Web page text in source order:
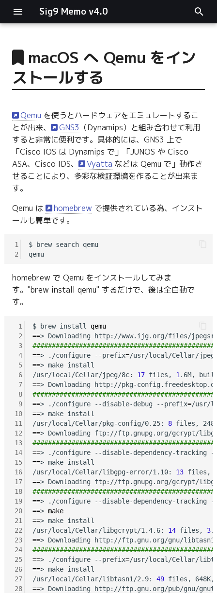
Sig9 Memo v4.0
main関数
リスト関連
ファイルの読み書き
ログ関連
条件分岐
型指定
macOS へ Qemu をイン
ストールする
Qemu を使うとハードウェアをエミュレートするこ
とが出来、
GNS3 （Dynamips）と組み合わせて利用
すると非常に便利です。具体的には、GNS3 上で
「Cisco IOS は Dynamips で」「JUNOS や Cisco
ASA、Cisco IDS、
Vyatta などは Qemu で」動作さ
せることにより、多彩な検証環境を作ることが出来ま
す。
Qemu は
homebrew で提供されている為、インスト
ールも簡単です。
1
2
$ brew search qemu
qemu
homebrew で Qemu をインストールしてみま
す。"brew install qemu" するだけで、後は全自動で
す。
1
2
3
4
5
6
7
8
9
10
11
12
13
14
15
16
17
18
19
20
21
22
23
24
25
26
27
28
$ brew install qemu
==
==> ./configure --prefix=
==> make install
/usr/local/Cellar/jpeg/8c: 17 files, 1 .6M,
==
==> ./configure --disable-debug --prefix=/usr/
==> make install
/usr/local/Cellar/pkg-config/0.25: 8 files,
==
==> ./configure --disable-dependency-tracking
==> make install
/usr/local/Cellar/libgpg-error/1.10: 13 files,
==
==> ./configure --disable-dependency-tracking
==> make
==> make install
/usr/local/Cellar/libgcrypt/1.4.6: 14 files, 3
==
==> ./configure --prefix=
==> make install
/usr/local/Cellar/libtasn1/2.9: 49 files,
==